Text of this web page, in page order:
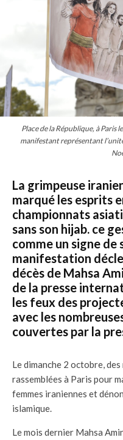
Place de la République, à Paris
manifestant représentant
La grimpeuse
marqué les esprits
championnats
sans son hijab. ce
comme un signe
manifestation
décès de Mahsa
de la presse
les feux des
avec les
couvertes par la
Le dimanche 2 octobre,
rassemblées à Paris pour
femmes iraniennes et
islamique.
Le mois dernier Mahsa